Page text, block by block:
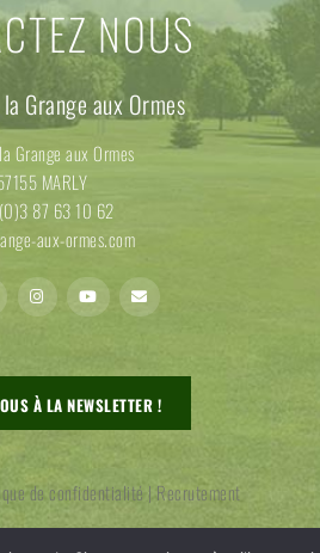
NOUS
Grange aux Ormes
Grange aux Ormes
MARLY
87 63 10 62
aux-ormes.com
À LA NEWSLETTER !
de confidentialité | Recrutement